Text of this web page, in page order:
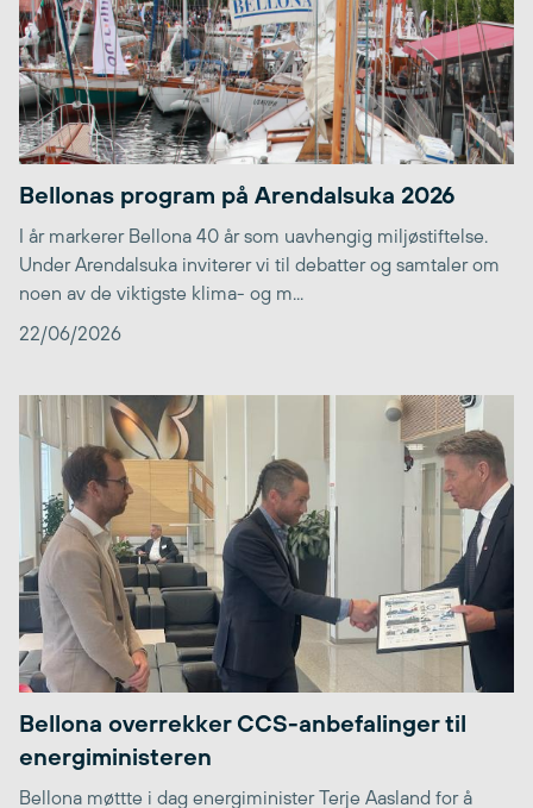
Bellonas program på Arendalsuka 2026
I år markerer Bellona 40 år som uavhengig miljøstiftelse.
Under Arendalsuka inviterer vi til debatter og samtaler om
noen av de viktigste klima- og m...
22/06/2026
Bellona overrekker CCS-anbefalinger til
energiministeren
Bellona møttte i dag energiminister Terje Aasland for å